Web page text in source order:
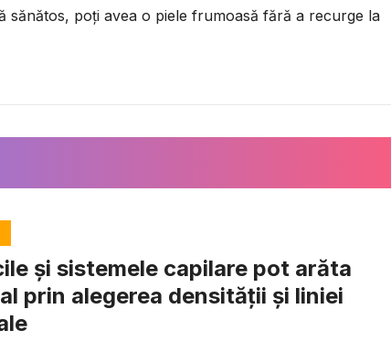
sănătos, poți avea o piele frumoasă fără a recurge la
și sistemele capilare pot arăta
prin alegerea densității și liniei